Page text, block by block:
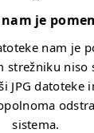
je
nam je
strežniku niso
JPG datoteke
sistema.